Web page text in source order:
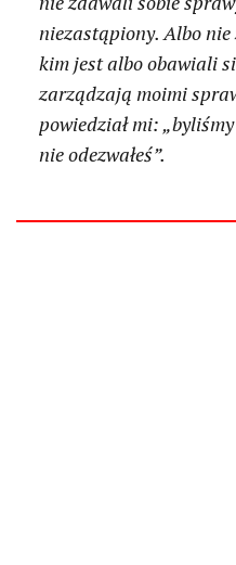
niezastąpiony. Albo
kim jest albo obawiali
zarządzają moimi
powiedział mi:
nie odezwałeś”.